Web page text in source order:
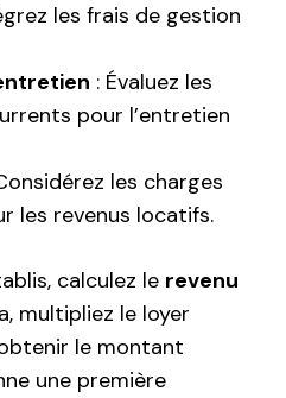
les frais de gestion
: Évaluez les
pour l’entretien
les charges
les revenus locatifs.
calculez le revenu
multipliez le loyer
le montant
une première